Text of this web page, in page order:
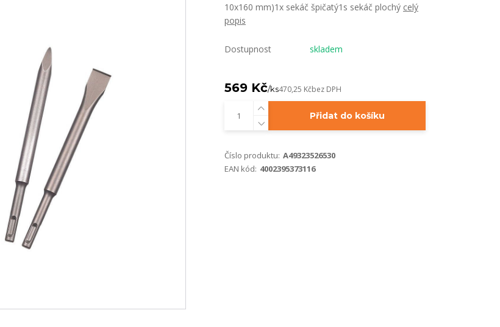
10x160 mm)1x sekáč špičatý1s sekáč plochý celý
popis
Dostupnost skladem
569 Kč/ks470,25 Kčbez DPH
Přidat do košíku
Číslo produktu: A49323526530
EAN kód: 4002395373116